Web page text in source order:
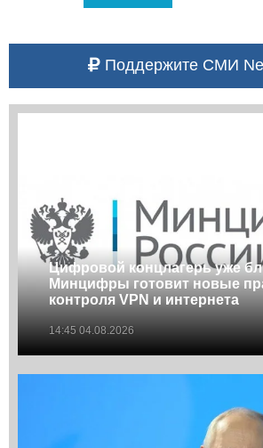
Поддержите СМИ
Цифровой концлагерь уже
Минцифры готовит новые
контроля VPN и интернета
14:45 04.08.2026